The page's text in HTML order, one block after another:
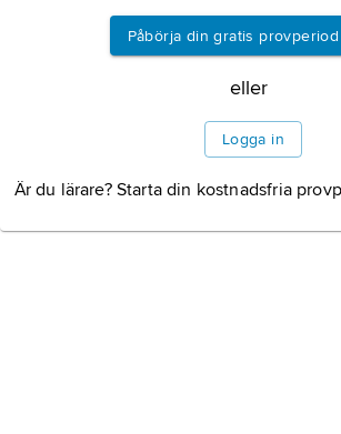
Påbörja din gratis provperiod
eller
Logga in
Är du lärare? Starta din kostnadsfria